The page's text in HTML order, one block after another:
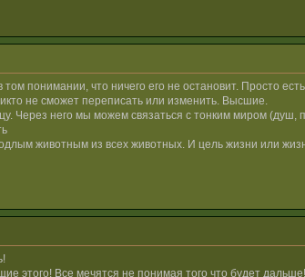
понимании, что ничего его не остановит. Просто
не сможет переписать или изменить. Высшие.
Через него мы можем связаться с тонким миром
животным из всех животных. И цель жизни или
Все мечятся не понимая того что будет